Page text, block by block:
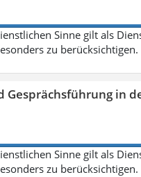
Sinne gilt als
zu berücksichtigen.
in
Sinne gilt als
zu berücksichtigen.